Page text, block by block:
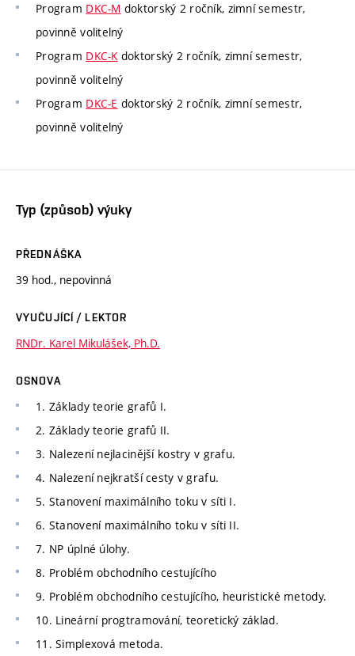
Program DKC-M doktorský 2 ročník, zimní semestr,
povinně volitelný
Program DKC-Kdoktorský 2 ročník, zimní semestr,
povinně volitelný
Program DKC-E doktorský 2 ročník, zimní semestr,
povinně volitelný
Typ (způsob) výuky
PŘEDNÁŠKA
39 hod., nepovinná
VYUČUJÍCÍ / LEKTOR
RNDr. Karel Mikulášek, Ph.D.
OSNOVA
1. Základy teorie grafů I.
2. Základy teorie grafů II.
3. Nalezení nejlacinější kostry v grafu.
4. Nalezení nejkratší cesty v grafu.
5. Stanovení maximálního toku v síti I.
6. Stanovení maximálního toku v síti II.
7. NP úplné úlohy.
8. Problém obchodního cestujícího
9. Problém obchodního cestujícího, heuristické metody.
10. Lineární progtramování, teoretický základ.
11. Simplexová metoda.